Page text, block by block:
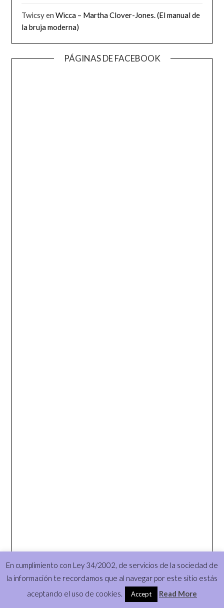
TwicsyenWicca – Martha Clover-Jones. (El manual de
la bruja moderna)
PÁGINAS DE FACEBOOK
En cumplimiento con Ley 34/2002, de servicios de la sociedad de
la información te recordamos que al navegar por este sitio estás
aceptando el uso de cookies.
Accept Read More